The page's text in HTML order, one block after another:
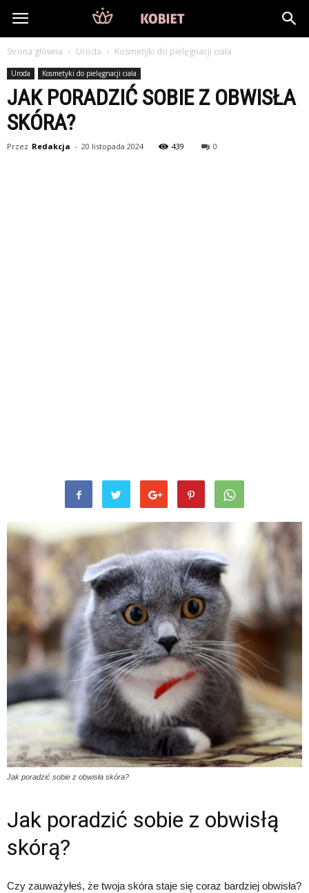
DlaKobiet24.pl
Strona główna Uroda Kosmetyki do pielęgnacji ciała
Uroda Kosmetyki do pielęgnacji ciała
JAK PORADZIĆ SOBIE Z OBWISŁA
SKÓRA?
Przez Redakcja - 20 listopada 2024 439 0
Jak poradzić sobie z obwisła skóra?
Jak poradzić sobie z obwisłą
skórą?
Czy zauważyłeś, że twoja skóra staje się coraz bardziej obwisła?